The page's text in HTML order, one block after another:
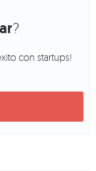
?
con startups!